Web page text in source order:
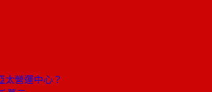
太營運中心？